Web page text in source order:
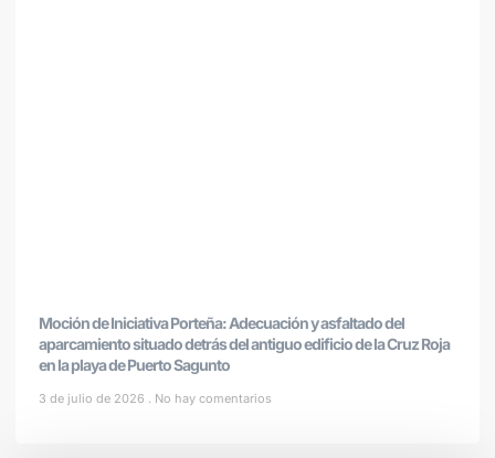
Moción de Iniciativa Porteña: Adecuación y asfaltado del
aparcamiento situado detrás del antiguo edificio de la Cruz Roja
en la playa de Puerto Sagunto
3 de julio de 2026 No hay comentarios